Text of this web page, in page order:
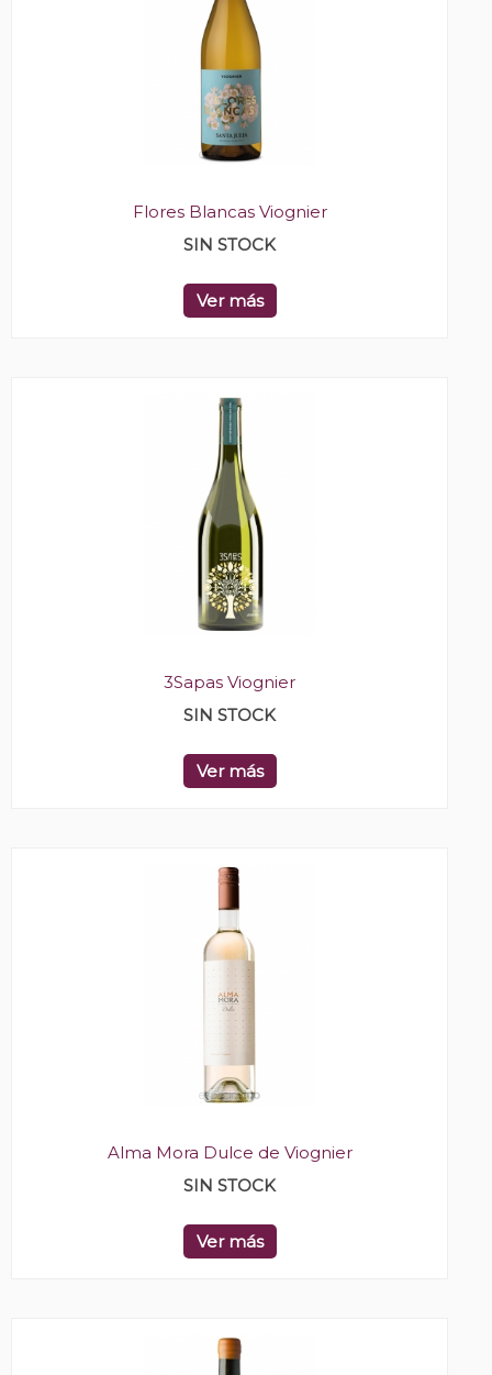
Flores Blancas Viognier
SIN STOCK
Ver más
3Sapas Viognier
SIN STOCK
Ver más
Alma Mora Dulce de Viognier
SIN STOCK
Ver más